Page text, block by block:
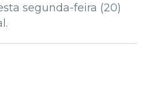
segunda-feira (20)